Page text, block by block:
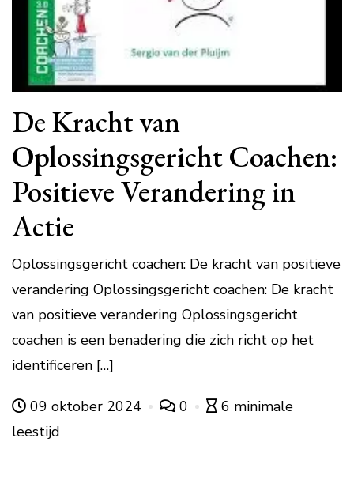
De Kracht van
Oplossingsgericht Coachen:
Positieve Verandering in
Actie
Oplossingsgericht coachen: De kracht van positieve
verandering Oplossingsgericht coachen: De kracht
van positieve verandering Oplossingsgericht
coachen is een benadering die zich richt op het
identificeren […]
09 oktober 2024 0
6 minimale
leestijd